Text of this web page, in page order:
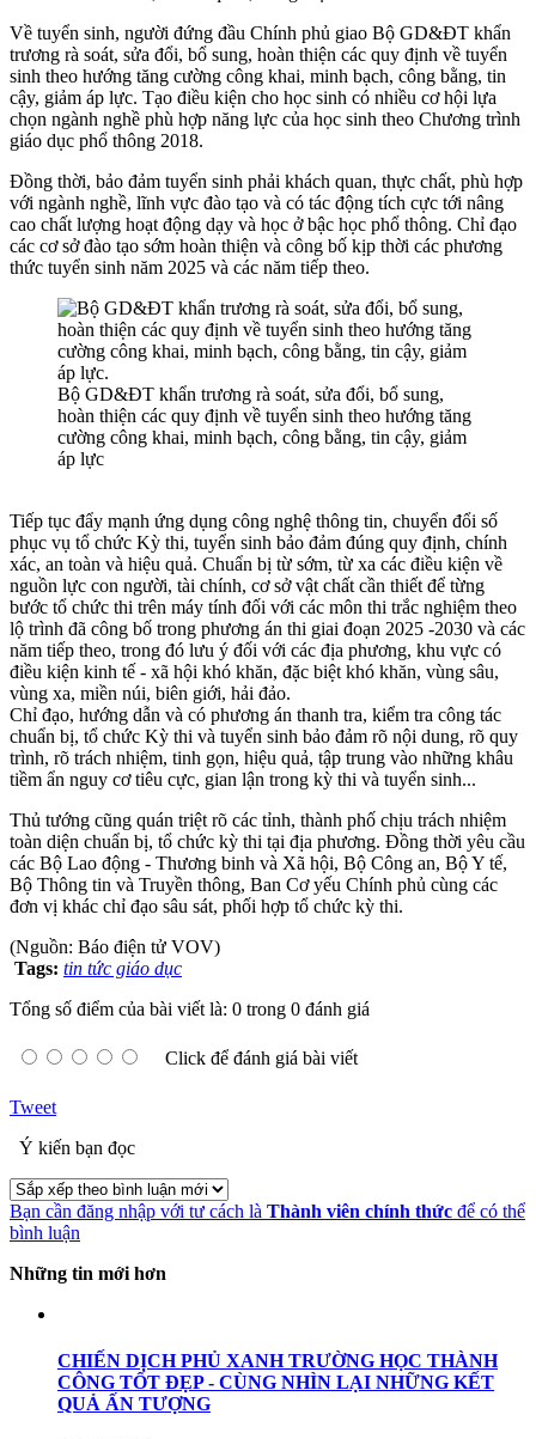
Về tuyển sinh, người đứng đầu Chính phủ giao Bộ GD&ĐT khẩn
trương rà soát, sửa đổi, bổ sung, hoàn thiện các quy định về tuyển
sinh theo hướng tăng cường công khai, minh bạch, công bằng, tin
cậy, giảm áp lực. Tạo điều kiện cho học sinh có nhiều cơ hội lựa
chọn ngành nghề phù hợp năng lực của học sinh theo Chương trình
giáo dục phổ thông 2018.
Đồng thời, bảo đảm tuyển sinh phải khách quan, thực chất, phù hợp
với ngành nghề, lĩnh vực đào tạo và có tác động tích cực tới nâng
cao chất lượng hoạt động dạy và học ở bậc học phổ thông. Chỉ đạo
các cơ sở đào tạo sớm hoàn thiện và công bố kịp thời các phương
thức tuyển sinh năm 2025 và các năm tiếp theo.
Bộ GD&ĐT khẩn trương rà soát, sửa đổi, bổ sung,
hoàn thiện các quy định về tuyển sinh theo hướng tăng
cường công khai, minh bạch, công bằng, tin cậy, giảm
áp lực
Tiếp tục đẩy mạnh ứng dụng công nghệ thông tin, chuyển đổi số
phục vụ tổ chức Kỳ thi, tuyển sinh bảo đảm đúng quy định, chính
xác, an toàn và hiệu quả. Chuẩn bị từ sớm, từ xa các điều kiện về
nguồn lực con người, tài chính, cơ sở vật chất cần thiết để từng
bước tổ chức thi trên máy tính đối với các môn thi trắc nghiệm theo
lộ trình đã công bố trong phương án thi giai đoạn 2025 -2030 và các
năm tiếp theo, trong đó lưu ý đối với các địa phương, khu vực có
điều kiện kinh tế - xã hội khó khăn, đặc biệt khó khăn, vùng sâu,
vùng xa, miền núi, biên giới, hải đảo.
Chỉ đạo, hướng dẫn và có phương án thanh tra, kiểm tra công tác
chuẩn bị, tổ chức Kỳ thi và tuyển sinh bảo đảm rõ nội dung, rõ quy
trình, rõ trách nhiệm, tinh gọn, hiệu quả, tập trung vào những khâu
tiềm ẩn nguy cơ tiêu cực, gian lận trong kỳ thi và tuyển sinh...
Thủ tướng cũng quán triệt rõ các tỉnh, thành phố chịu trách nhiệm
toàn diện chuẩn bị, tổ chức kỳ thi tại địa phương. Đồng thời yêu cầu
các Bộ Lao động - Thương binh và Xã hội, Bộ Công an, Bộ Y tế,
Bộ Thông tin và Truyền thông, Ban Cơ yếu Chính phủ cùng các
đơn vị khác chỉ đạo sâu sát, phối hợp tổ chức kỳ thi.
(Nguồn: Báo điện tử VOV)
Tags: tin tức giáo dục
Tổng số điểm của bài viết là: 0 trong 0 đánh giá
Click để đánh giá bài viết
Tweet
Ý kiến bạn đọc
Bạn cần đăng nhập với tư cách là Thành viên chính thức để có thể
bình luận
Những tin mới hơn
CHIẾN DỊCH PHỦ XANH TRƯỜNG HỌC THÀNH
CÔNG TỐT ĐẸP - CÙNG NHÌN LẠI NHỮNG KẾT
QUẢ ẤN TƯỢNG